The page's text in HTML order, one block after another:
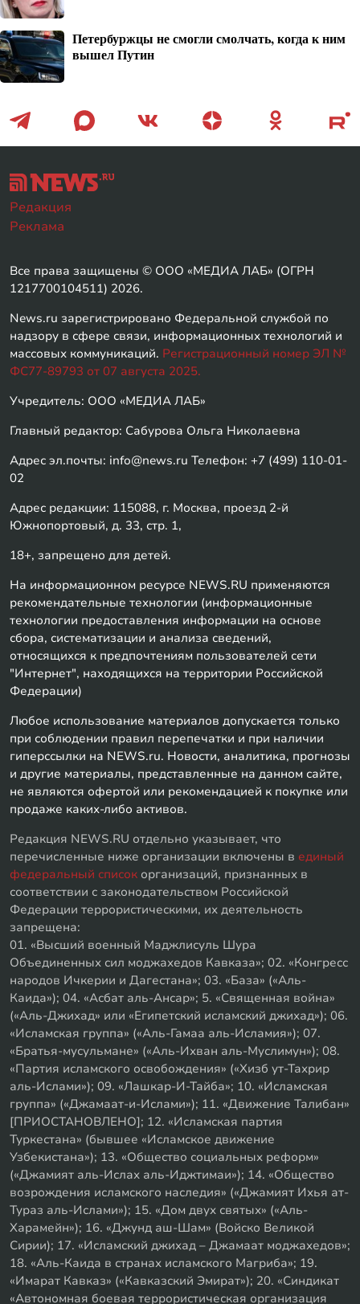
Петербуржцы не смогли смолчать, когда к ним
вышел Путин
Редакция
Реклама
Все права защищены © ООО «МЕДИА ЛАБ» (ОГРН
1217700104511) 2026.
News.ru зарегистрировано Федеральной службой по
надзору в сфере связи, информационных технологий и
массовых коммуникаций. Регистрационный номер ЭЛ №
ФС77-89793 от 07 августа 2025.
Учредитель: ООО «МЕДИА ЛАБ»
Главный редактор: Сабурова Ольга Николаевна
Адрес эл.почты: info@news.ru Телефон: +7 (499) 110-01-
02
Адрес редакции: 115088, г. Москва, проезд 2-й
Южнопортовый, д. 33, стр. 1,
18+, запрещено для детей.
На информационном ресурсе NEWS.RU применяются
рекомендательные технологии (информационные
технологии предоставления информации на основе
сбора, систематизации и анализа сведений,
относящихся к предпочтениям пользователей сети
"Интернет", находящихся на территории Российской
Федерации)
Любое использование материалов допускается только
при соблюдении правил перепечатки и при наличии
гиперссылки на NEWS.ru. Новости, аналитика, прогнозы
и другие материалы, представленные на данном сайте,
не являются офертой или рекомендацией к покупке или
продаже каких-либо активов.
Редакция NEWS.RU отдельно указывает, что
перечисленные ниже организации включены в единый
федеральный список организаций, признанных в
соответствии с законодательством Российской
Федерации террористическими, их деятельность
запрещена:
01. «Высший военный Маджлисуль Шура
Объединенных сил моджахедов Кавказа»; 02. «Конгресс
народов Ичкерии и Дагестана»; 03. «База» («Аль-
Каида»); 04. «Асбат аль-Ансар»; 5. «Священная война»
(«Аль-Джихад» или «Египетский исламский джихад»); 06.
«Исламская группа» («Аль-Гамаа аль-Исламия»); 07.
«Братья-мусульмане» («Аль-Ихван аль-Муслимун»); 08.
«Партия исламского освобождения» («Хизб ут-Тахрир
аль-Ислами»); 09. «Лашкар-И-Тайба»; 10. «Исламская
группа» («Джамаат-и-Ислами»); 11. «Движение Талибан»
[ПРИОСТАНОВЛЕНО]; 12. «Исламская партия
Туркестана» (бывшее «Исламское движение
Узбекистана»); 13. «Общество социальных реформ»
(«Джамият аль-Ислах аль-Иджтимаи»); 14. «Общество
возрождения исламского наследия» («Джамият Ихья ат-
Тураз аль-Ислами»); 15. «Дом двух святых» («Аль-
Харамейн»); 16. «Джунд аш-Шам» (Войско Великой
Сирии); 17. «Исламский джихад – Джамаат моджахедов»;
18. «Аль-Каида в странах исламского Магриба»; 19.
«Имарат Кавказ» («Кавказский Эмират»); 20. «Синдикат
«Автономная боевая террористическая организация